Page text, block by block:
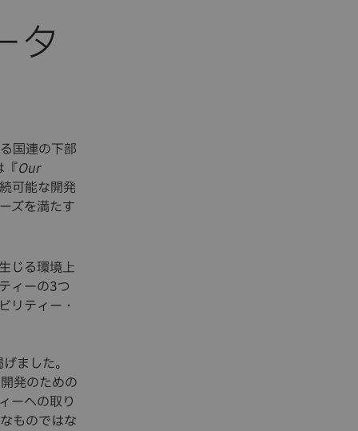
タ
国連の下部
『Our
可能な開発
ズを満たす
じる環境上
ィーの3つ
リティー・
ました。
発のための
ーへの取り
ものではな